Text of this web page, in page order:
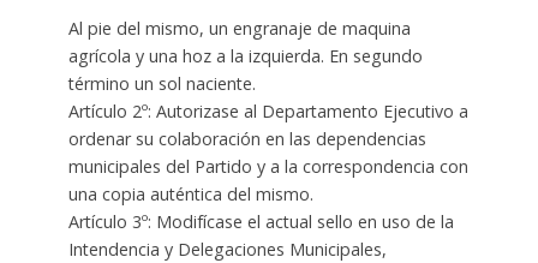
Al pie del mismo, un engranaje de maquina
agrícola y una hoz a la izquierda. En segundo
término un sol naciente.
Artículo 2º: Autorizase al Departamento Ejecutivo a
ordenar su colaboración en las dependencias
municipales del Partido y a la correspondencia con
una copia auténtica del mismo.
Artículo 3º: Modifícase el actual sello en uso de la
Intendencia y Delegaciones Municipales,